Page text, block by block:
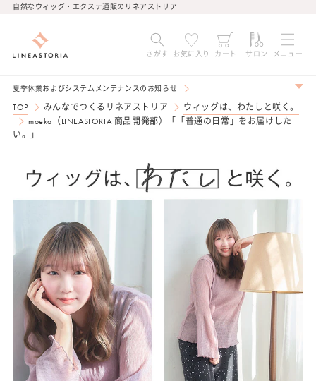
ンツに
自然なウィッグ・エクステ通販のリネアストリア
さがす お気に入り カート サロン メニュー
夏季休業およびシステムメンテナンスのお知らせ
TOP みんなでつくるリネアストリア
ウィッグは、わたしと咲く。
moeka（LINEASTORIA 商品開発部）「「普通の日常」をお届けした
い。」